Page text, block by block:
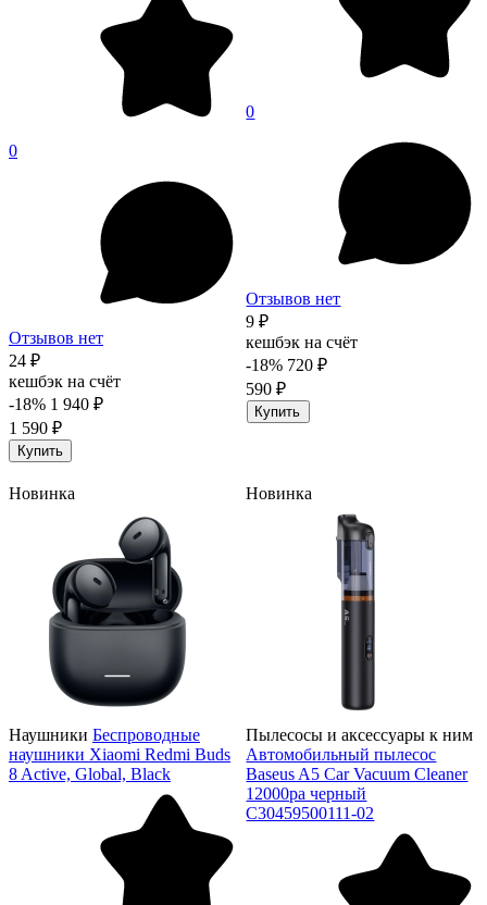
0
Отзывов нет
24 ₽
кешбэк на счёт
-18% 1 940 ₽
1 590 ₽
Купить
0
Отзывов нет
9 ₽
кешбэк на счёт
-18% 720 ₽
590 ₽
Купить
Новинка
Наушники Беспроводные
наушники Xiaomi Redmi Buds
8 Active, Global, Black
Новинка
Пылесосы и аксессуары к ним
Автомобильный пылесос
Baseus A5 Car Vacuum Cleaner
12000pa черный
C30459500111-02